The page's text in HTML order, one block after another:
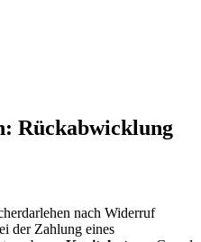
Rückabwicklung
nach Widerruf
der Zahlung eines